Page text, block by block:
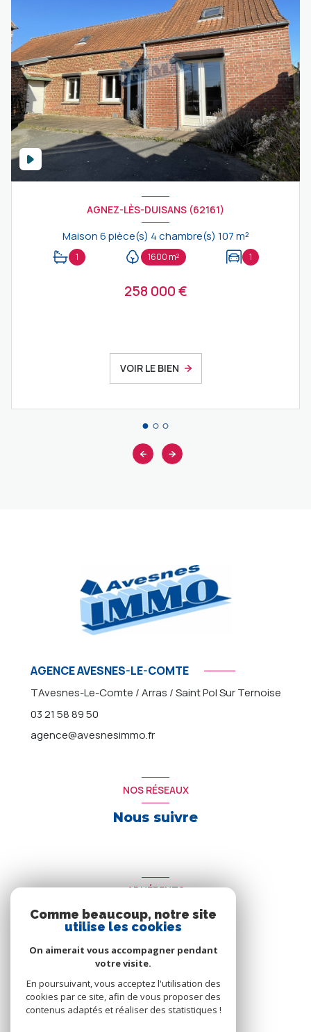
AGNEZ-LÈS-DUISANS (62161)
Maison 6 pièce(s) 4 chambre(s) 107 m²
1 1600 m² 1
258 000 €
VOIR LE BIEN
AGENCE AVESNES-LE-COMTE
TAvesnes-Le-Comte / Arras / Saint Pol Sur Ternoise
03 21 58 89 50
agence@avesnesimmo.fr
NOS RÉSEAUX
Nous suivre
ADHÉRENTS
Nous adhérons
Comme beaucoup, notre site
utilise les cookies
On aimerait vous accompagner pendant
votre visite.
En poursuivant, vous acceptez l'utilisation des
cookies par ce site, afin de vous proposer des
contenus adaptés et réaliser des statistiques !